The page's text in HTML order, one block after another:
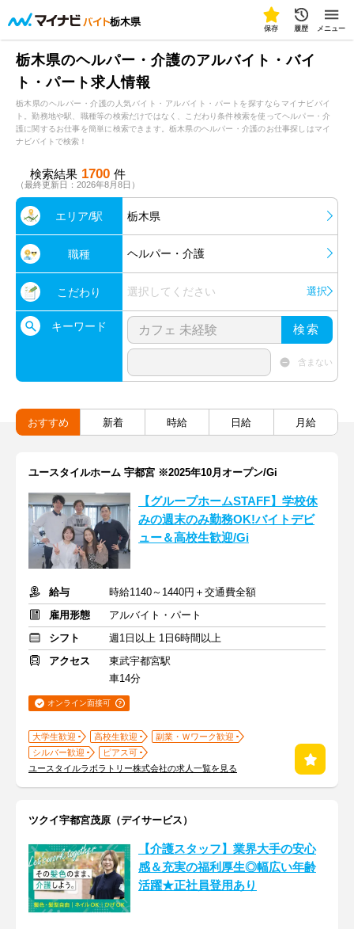
栃木県
保存 履歴 メニュー
栃木県のヘルパー・介護のアルバイト・バイ
ト・パート求人情報
栃木県のヘルパー・介護の人気バイト・アルバイト・パートを探すならマイナビバイ
ト。勤務地や駅、職種等の検索だけではなく、こだわり条件検索を使ってヘルパー・介
護に関するお仕事を簡単に検索できます。栃木県のヘルパー・介護のお仕事探しはマイ
ナビバイトで検索！
検索結果 1700 件
（最終更新日：2026年8月8日）
エリア/駅 栃木県
職種 ヘルパー・介護
こだわり 選択してください 選択
キーワード 検索
含まない
おすすめ 新着 時給 日給 月給
ユースタイルホーム 宇都宮 ※2025年10月オープン/Gi
【グループホームSTAFF】学校休
みの週末のみ勤務OK!バイトデビ
ュー＆高校生歓迎/Gi
給与
時給1140～1440円＋交通費全額
雇用形態
アルバイト・パート
シフト
週1日以上 1日6時間以上
アクセス
東武宇都宮駅
車14分
オンライン面接可
大学生歓迎 高校生歓迎
副業・Ｗワーク歓迎
シルバー歓迎
ピアス可
ユースタイルラボラトリー株式会社の求人一覧を見る
ツクイ宇都宮茂原（デイサービス）
【介護スタッフ】業界大手の安心
感＆充実の福利厚生◎幅広い年齢
活躍★正社員登用あり